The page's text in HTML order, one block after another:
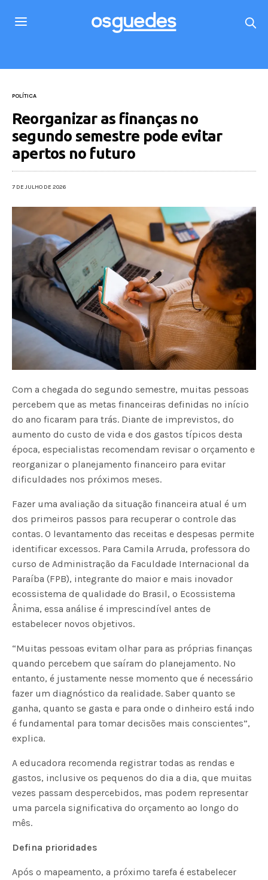
POLÍTICA
Reorganizar as finanças no
segundo semestre pode evitar
apertos no futuro
7 DE JULHO DE 2026
Com a chegada do segundo semestre, muitas pessoas
percebem que as metas financeiras definidas no início
do ano ficaram para trás. Diante de imprevistos, do
aumento do custo de vida e dos gastos típicos desta
época, especialistas recomendam revisar o orçamento e
reorganizar o planejamento financeiro para evitar
dificuldades nos próximos meses.
Fazer uma avaliação da situação financeira atual é um
dos primeiros passos para recuperar o controle das
contas. O levantamento das receitas e despesas permite
identificar excessos. Para Camila Arruda, professora do
curso de Administração da Faculdade Internacional da
Paraíba (FPB), integrante do maior e mais inovador
ecossistema de qualidade do Brasil, o Ecossistema
Ânima, essa análise é imprescindível antes de
estabelecer novos objetivos.
“Muitas pessoas evitam olhar para as próprias finanças
quando percebem que saíram do planejamento. No
entanto, é justamente nesse momento que é necessário
fazer um diagnóstico da realidade. Saber quanto se
ganha, quanto se gasta e para onde o dinheiro está indo
é fundamental para tomar decisões mais conscientes”,
explica.
A educadora recomenda registrar todas as rendas e
gastos, inclusive os pequenos do dia a dia, que muitas
vezes passam despercebidos, mas podem representar
uma parcela significativa do orçamento ao longo do
mês.
Defina prioridades
Após o mapeamento, a próximo tarefa é estabelecer